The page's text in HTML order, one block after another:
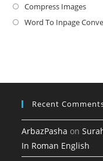
Compress Images
in
Word To Inpage
Recent
ArbazPasha on
In Roman English